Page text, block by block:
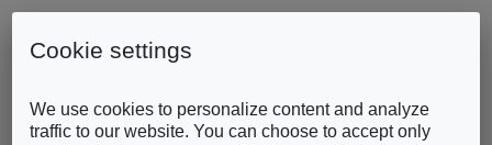
Skip to content
FacebookInstagramYouTube
Cookie settings
We use cookies to personalize content and analyze
traffic to our website. You can choose to accept only